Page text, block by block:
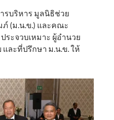
รบริหาร มูลนิธิช่วย
(ม.น.ข.) และคณะ
ระจวบเหมาะ ผู้อำนวย
ละที่ปรึกษา ม.น.ข. ให้